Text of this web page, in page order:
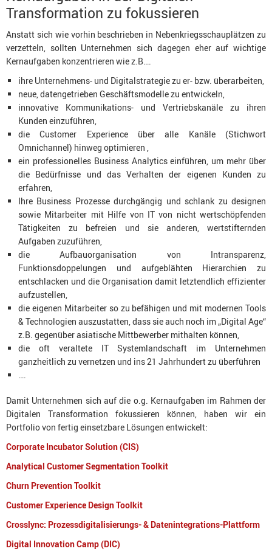
Transformation zu fokussieren
Anstatt sich wie vorhin beschrieben in Nebenkriegsschauplätzen zu
verzetteln, sollten Unternehmen sich dagegen eher auf wichtige
Kernaufgaben konzentrieren wie z.B….
ihre Unternehmens- und Digitalstrategie zu er- bzw. überarbeiten,
neue, datengetrieben Geschäftsmodelle zu entwickeln,
innovative Kommunikations- und Vertriebskanäle zu ihren
Kunden einzuführen,
die Customer Experience über alle Kanäle (Stichwort
Omnichannel) hinweg optimieren ,
ein professionelles Business Analytics einführen, um mehr über
die Bedürfnisse und das Verhalten der eigenen Kunden zu
erfahren,
Ihre Business Prozesse durchgängig und schlank zu designen
sowie Mitarbeiter mit Hilfe von IT von nicht wertschöpfenden
Tätigkeiten zu befreien und sie anderen, wertstifternden
Aufgaben zuzuführen,
die Aufbauorganisation von Intransparenz,
Funktionsdoppelungen und aufgeblähten Hierarchien zu
entschlacken und die Organisation damit letztendlich effizienter
aufzustellen,
die eigenen Mitarbeiter so zu befähigen und mit modernen Tools
& Technologien auszustatten, dass sie auch noch im „Digital Age“
z.B. gegenüber asiatische Mittbewerber mithalten können,
die oft veraltete IT Systemlandschaft im Unternehmen
ganzheitlich zu vernetzen und ins 21 Jahrhundert zu überführen
….
Damit Unternehmen sich auf die o.g. Kernaufgaben im Rahmen der
Digitalen Transformation fokussieren können, haben wir ein
Portfolio von fertig einsetzbare Lösungen entwickelt:
Corporate Incubator Solution (CIS)
Analytical Customer Segmentation Toolkit
Churn Prevention Toolkit
Customer Experience Design Toolkit
Crosslync: Prozessdigitalisierungs- & Datenintegrations-Plattform
Digital Innovation Camp (DIC)